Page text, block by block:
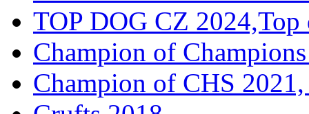
TOP DOG CZ
Champion of
Champion of CHS